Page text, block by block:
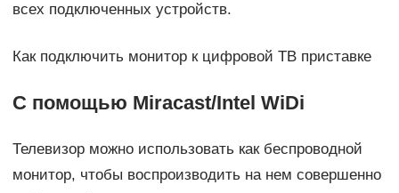
всех подключенных устройств.
Как подключить монитор к цифровой ТВ приставке
С помощью Miracast/Intel WiDi
Телевизор можно использовать как беспроводной
монитор, чтобы воспроизводить на нем совершенно